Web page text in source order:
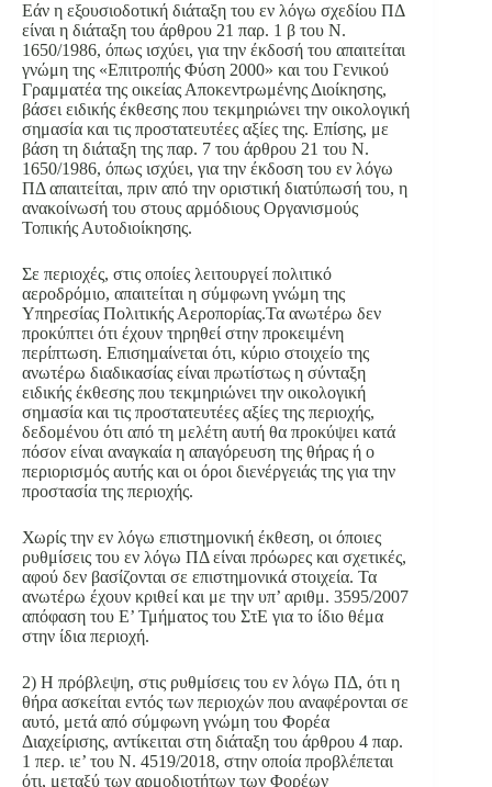
Εάν η εξουσιοδοτική διάταξη του εν λόγω σχεδίου ΠΔ
είναι η διάταξη του άρθρου 21 παρ. 1 β του Ν.
1650/1986, όπως ισχύει, για την έκδοσή του απαιτείται
γνώμη της «Επιτροπής Φύση 2000» και του Γενικού
Γραμματέα της οικείας Αποκεντρωμένης Διοίκησης,
βάσει ειδικής έκθεσης που τεκμηριώνει την οικολογική
σημασία και τις προστατευτέες αξίες της. Επίσης, με
βάση τη διάταξη της παρ. 7 του άρθρου 21 του Ν.
1650/1986, όπως ισχύει, για την έκδοση του εν λόγω
ΠΔ απαιτείται, πριν από την οριστική διατύπωσή του, η
ανακοίνωσή του στους αρμόδιους Οργανισμούς
Τοπικής Αυτοδιοίκησης.
Σε περιοχές, στις οποίες λειτουργεί πολιτικό
αεροδρόμιο, απαιτείται η σύμφωνη γνώμη της
Υπηρεσίας Πολιτικής Αεροπορίας.Τα ανωτέρω δεν
προκύπτει ότι έχουν τηρηθεί στην προκειμένη
περίπτωση. Επισημαίνεται ότι, κύριο στοιχείο της
ανωτέρω διαδικασίας είναι πρωτίστως η σύνταξη
ειδικής έκθεσης που τεκμηριώνει την οικολογική
σημασία και τις προστατευτέες αξίες της περιοχής,
δεδομένου ότι από τη μελέτη αυτή θα προκύψει κατά
πόσον είναι αναγκαία η απαγόρευση της θήρας ή ο
περιορισμός αυτής και οι όροι διενέργειάς της για την
προστασία της περιοχής.
Χωρίς την εν λόγω επιστημονική έκθεση, οι όποιες
ρυθμίσεις του εν λόγω ΠΔ είναι πρόωρες και σχετικές,
αφού δεν βασίζονται σε επιστημονικά στοιχεία. Τα
ανωτέρω έχουν κριθεί και με την υπ’ αριθμ. 3595/2007
απόφαση του Ε’ Τμήματος του ΣτΕ για το ίδιο θέμα
στην ίδια περιοχή.
2) Η πρόβλεψη, στις ρυθμίσεις του εν λόγω ΠΔ, ότι η
θήρα ασκείται εντός των περιοχών που αναφέρονται σε
αυτό, μετά από σύμφωνη γνώμη του Φορέα
Διαχείρισης, αντίκειται στη διάταξη του άρθρου 4 παρ.
1 περ. ιε’ του Ν. 4519/2018, στην οποία προβλέπεται
ότι, μεταξύ των αρμοδιοτήτων των Φορέων